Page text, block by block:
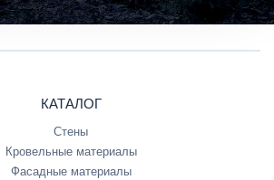
КАТАЛОГ
Стены
Кровельные материалы
Фасадные материалы